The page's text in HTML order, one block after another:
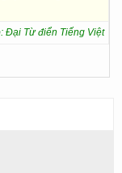
Đại Từ điển Tiếng Việt